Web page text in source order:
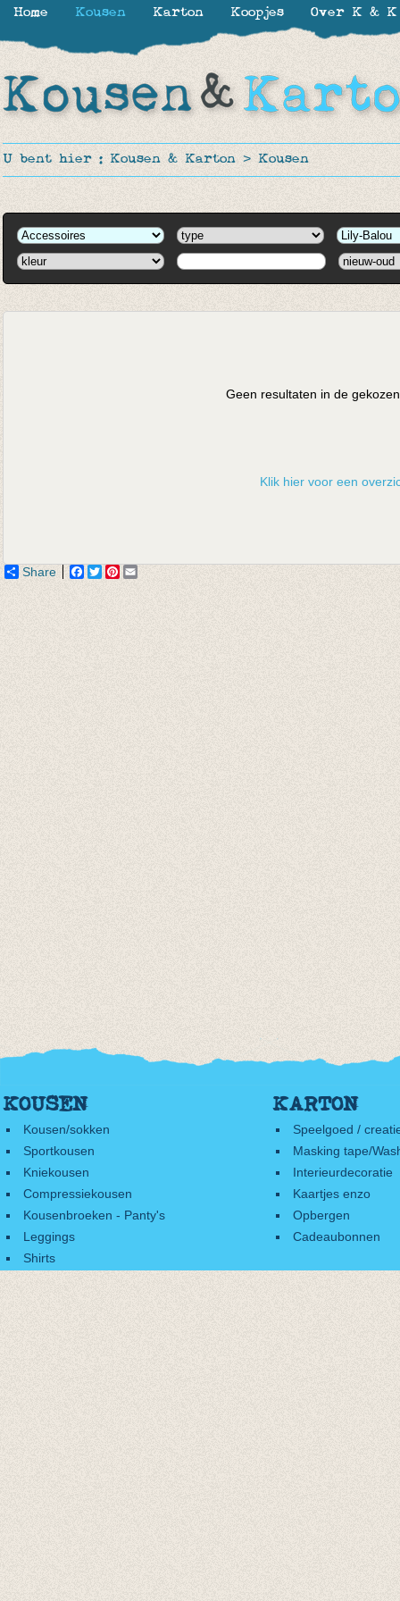
U bent hier : Kousen & Karton > Kousen
Geen resultaten in de
Klik hier voor een
Share Facebook
TwitterPinterest
KOUSEN
Kousen/sokken
Sportkousen
Kniekousen
Compressiekousen
Kousenbroeken - Panty's
Leggings
Shirts
KARTON
Speelgoed /
Masking tape/
Interieurdecoratie
Kaartjes enzo
Opbergen
Cadeaubonnen
Home Kousen Karton Koopjes Over K & K